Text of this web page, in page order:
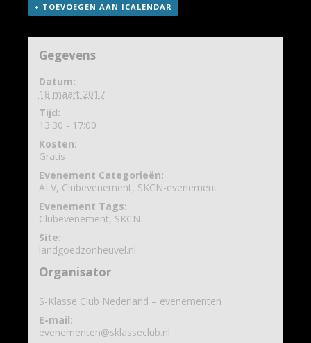
+ TOEVOEGEN AAN ICALENDAR
Gegevens
Datum:
18 maart 2017
Tijd:
13:30 - 17:00
Kosten:
Gratis
Evenement Categorieën:
ALV, Clubevenement, SKCN-evenement
Evenement Tags:
Clubevenement, SKCN
Site:
landgoedzonheuvel.nl
Organisator
S-Klasse Club Nederland – evenementen
E-mail:
evenementen@sklasseclub.nl